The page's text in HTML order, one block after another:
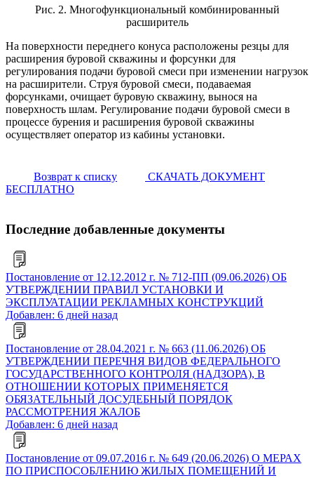
Рис. 2. Многофункциональный комбинированный
расширитель
На поверхности переднего конуса расположены резцы для
расширения буровой скважины и форсунки для
регулирования подачи буровой смеси при изменении нагрузок
на расширители. Струя буровой смеси, подаваемая
форсунками, очищает буровую скважину, вынося на
поверхность шлам. Регулирование подачи буровой смеси в
процессе бурения и расширения буровой скважины
осуществляет оператор из кабины установки.
Возврат к списку
СКАЧАТЬ ДОКУМЕНТ
БЕСПЛАТНО
Последние добавленные документы
Постановление от 12.12.2012 г. № 712-ПП (09.06.2026) ОБ
УТВЕРЖДЕНИИ ПРАВИЛ УСТАНОВКИ И
ЭКСПЛУАТАЦИИ РЕКЛАМНЫХ КОНСТРУКЦИЙ
Добавлен: 6 дней назад
Постановление от 28.04.2021 г. № 663 (11.06.2026) ОБ
УТВЕРЖДЕНИИ ПЕРЕЧНЯ ВИДОВ ФЕДЕРАЛЬНОГО
ГОСУДАРСТВЕННОГО КОНТРОЛЯ (НАДЗОРА), В
ОТНОШЕНИИ КОТОРЫХ ПРИМЕНЯЕТСЯ
ОБЯЗАТЕЛЬНЫЙ ДОСУДЕБНЫЙ ПОРЯДОК
РАССМОТРЕНИЯ ЖАЛОБ
Добавлен: 6 дней назад
Постановление от 09.07.2016 г. № 649 (20.06.2026) О МЕРАХ
ПО ПРИСПОСОБЛЕНИЮ ЖИЛЫХ ПОМЕЩЕНИЙ И